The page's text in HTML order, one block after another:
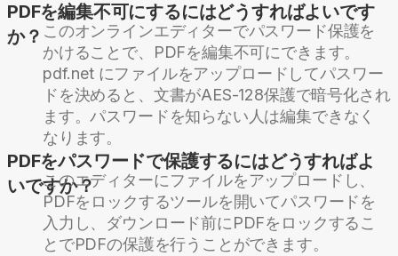
PDFを編集不可にするにはどうすればよいです
か？ このオンラインエディターでパスワード保護を
かけることで、PDFを編集不可にできます。
pdf.net にファイルをアップロードしてパスワー
ドを決めると、文書がAES-128保護で暗号化され
ます。パスワードを知らない人は編集できなく
なります。
PDFをパスワードで保護するにはどうすればよ
いですか？
このエディターにファイルをアップロードし、
PDFをロックするツールを開いてパスワードを
入力し、ダウンロード前にPDFをロックするこ
とでPDFの保護を行うことができます。